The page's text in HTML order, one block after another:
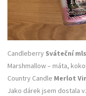
Candleberry Sváteční
Marshmallow – máta,
Country Candle Merlot
Jako dárek jsem dostala